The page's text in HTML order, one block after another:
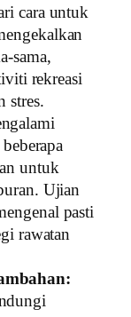
cara untuk
sama,
rekreasi
stres.
untuk
Ujian
pasti
rawatan